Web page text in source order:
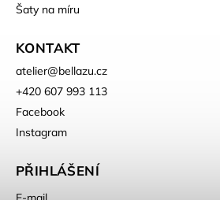
Šaty na míru
KONTAKT
atelier@bellazu.cz
+420 607 993 113
Facebook
Instagram
PŘIHLÁŠENÍ